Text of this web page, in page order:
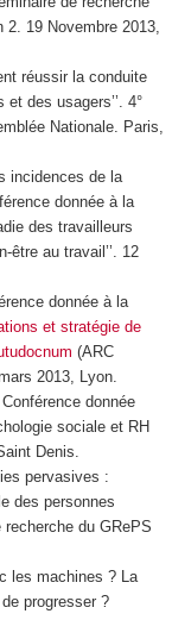
19 Novembre 2013,
réussir la conduite
des usagers’’. 4°
Nationale. Paris,
incidences de la
donnée à la
des travailleurs
être au travail’’. 12
donnée à la
et stratégie de
(ARC
2013, Lyon.
donnée
sociale et RH
Denis.
pervasives :
des personnes
du GRePS
les machines ? La
progresser ?